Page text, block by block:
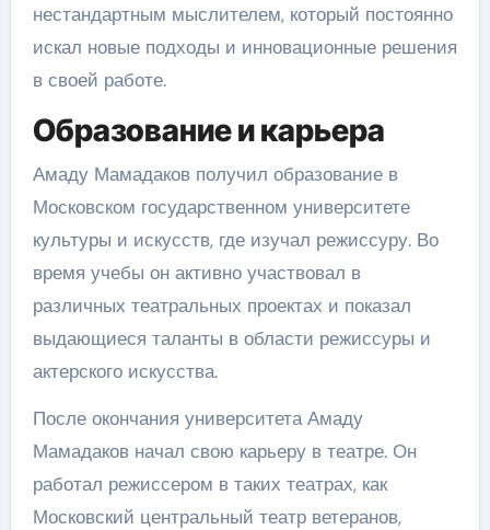
нестандартным мыслителем, который постоянно
искал новые подходы и инновационные решения
в своей работе.
Образование и карьера
Амаду Мамадаков получил образование в
Московском государственном университете
культуры и искусств, где изучал режиссуру. Во
время учебы он активно участвовал в
различных театральных проектах и показал
выдающиеся таланты в области режиссуры и
актерского искусства.
После окончания университета Амаду
Мамадаков начал свою карьеру в театре. Он
работал режиссером в таких театрах, как
Московский центральный театр ветеранов,